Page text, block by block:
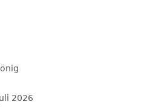
2026